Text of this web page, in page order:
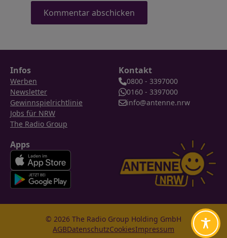
Infos
Werben
Newsletter
Gewinnspielrichtlinie
Jobs für NRW
The Radio Group
Kontakt
0800 - 3397000
0160 - 3397000
info@antenne.nrw
Apps
© 2026 The Radio Group Holding GmbH
AGBDatenschutzCookiesImpressum